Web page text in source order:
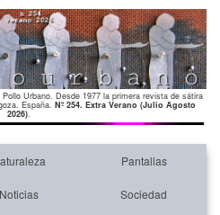
Pollo Urbano. Desde 1977 la primera revista de sátira
España. Nº 254. Extra Verano (Julio Agosto
2026).
Pantallas
Noticias Sociedad